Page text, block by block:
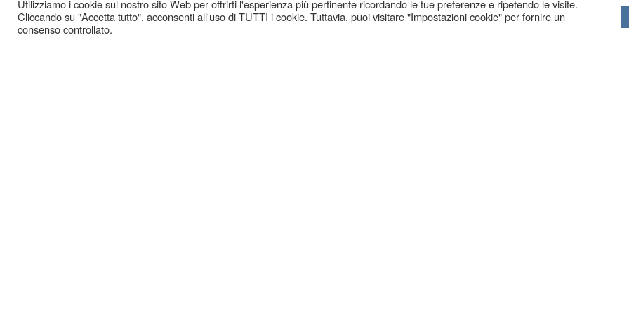
Utilizziamo i cookie sul nostro sito Web per offrirti l'esperienza più pertinente ricordando le tue preferenze e ripetendo le visite.
Cliccando su "Accetta tutto", acconsenti all'uso di TUTTI i cookie. Tuttavia, puoi visitare "Impostazioni cookie" per fornire un
consenso controllato.